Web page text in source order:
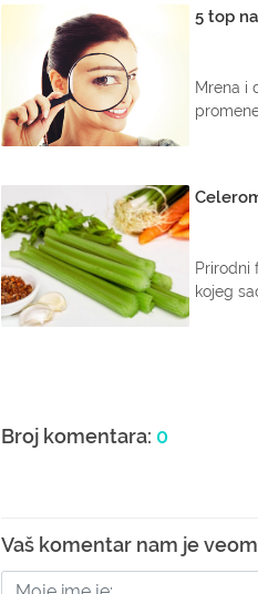
5 top
Mrena i
Prirodni
kojeg
Broj komentara: 0
Vaš komentar nam je